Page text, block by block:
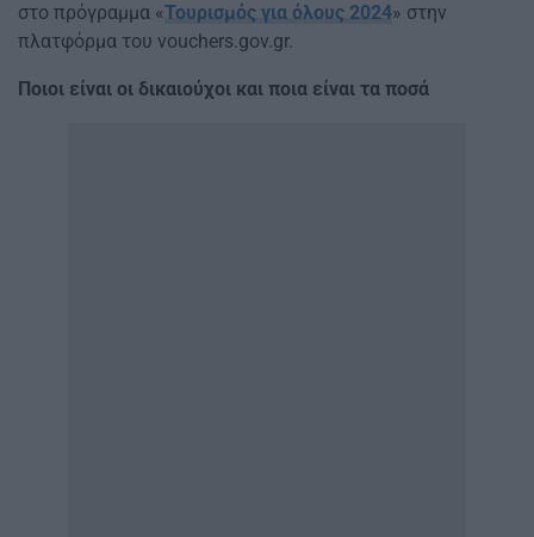
στο πρόγραμμα «Τουρισμός για όλους 2024» στην
πλατφόρμα του vouchers.gov.gr.
Ποιοι είναι οι δικαιούχοι και ποια είναι τα ποσά